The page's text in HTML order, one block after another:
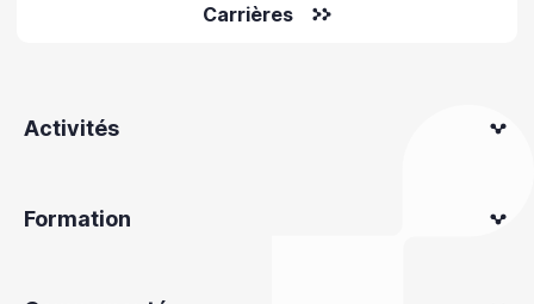
Carrières
Activités
Formation